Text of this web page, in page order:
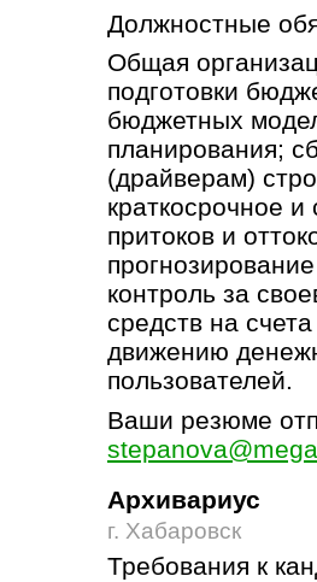
Должностные
Общая
подготовки
бюджетных
планирования;
(драйверам)
краткосрочное
притоков и
контроль за
средств на
движению
пользователей.
Ваши резюме
Архивариус
г. Хабаровск
Требования к